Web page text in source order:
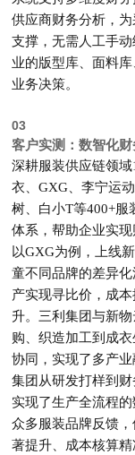
供应商财务分析，
支撑，无需人工手
业的版型库 、面料
业务决策。
03
客户实测：数智化
深耕服装供应链领
衣、GXG 、李宁运
树、白小T等400+服
体系，帮助企业实
以GXG为例，上线
童不同品牌的差异
产实现寻比价，成
升。 三利集团与新
购、织造加工到成
协同，实现了多产
集团从研发打样到
实现了生产全流程
众多服装品牌反馈
著提升、成本核算